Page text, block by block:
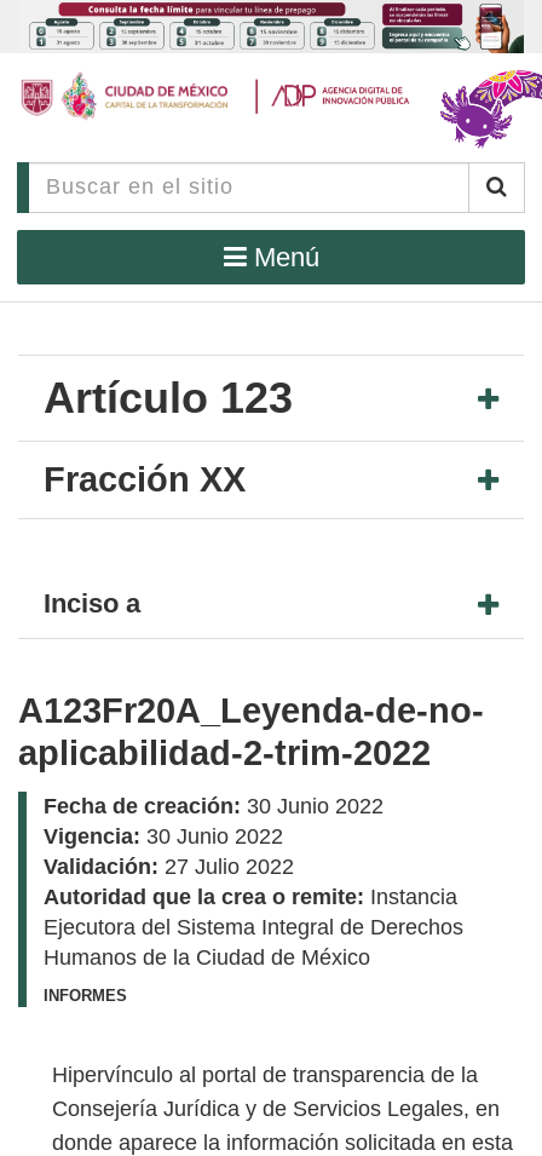
Menú
Artículo 123
Fracción XX
Inciso a
A123Fr20A_Leyenda-de-no-
aplicabilidad-2-trim-2022
Fecha de creación: 30 Junio 2022
Vigencia: 30 Junio 2022
Validación: 27 Julio 2022
Autoridad que la crea o remite: Instancia
Ejecutora del Sistema Integral de Derechos
Humanos de la Ciudad de México
INFORMES
Hipervínculo al portal de transparencia de la
Consejería Jurídica y de Servicios Legales, en
donde aparece la información solicitada en esta